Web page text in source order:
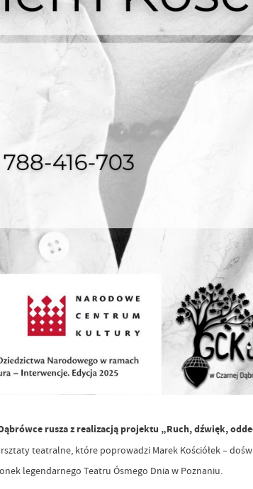
rusza z realizacją projektu „Ruch, dźwięk,
teatralne, które poprowadzi Marek Kościółek –
legendarnego Teatru Ósmego Dnia w Poznaniu.